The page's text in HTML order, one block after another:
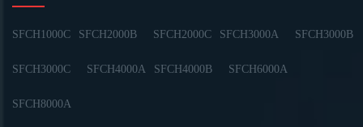
SFCH1000C SFCH2000B SFCH2000C SFCH3000A SFCH3000B
SFCH3000C SFCH4000A SFCH4000B SFCH6000A
SFCH8000A